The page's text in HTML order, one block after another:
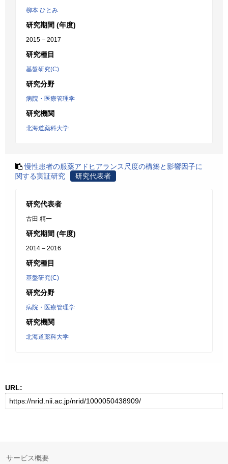
柳本 ひとみ
研究期間 (年度)
2015 – 2017
研究種目
基盤研究(C)
研究分野
病院・医療管理学
研究機関
北海道薬科大学
慢性患者の服薬アドヒアランス尺度の構築と影響因子に
関する実証研究
研究代表者
研究代表者
古田 精一
研究期間 (年度)
2014 – 2016
研究種目
基盤研究(C)
研究分野
病院・医療管理学
研究機関
北海道薬科大学
URL:
サービス概要